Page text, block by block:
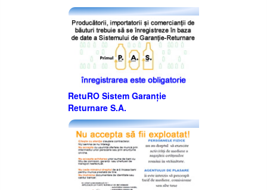
RetuRO Sistem Garanție
Returnare S.A.